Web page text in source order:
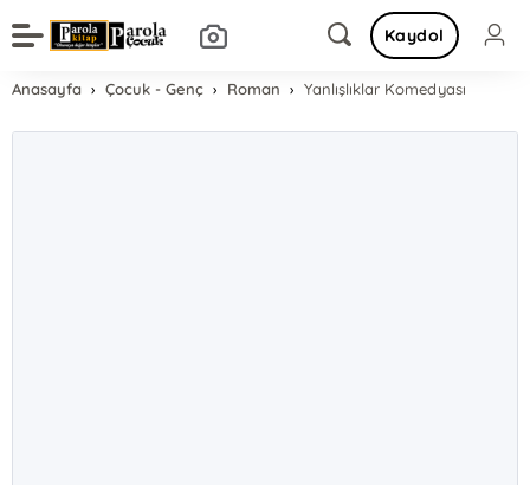
Kaydol
Anasayfa Çocuk - Genç Roman Yanlışlıklar Komedyası